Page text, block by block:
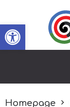
Open toolbar
Homepage